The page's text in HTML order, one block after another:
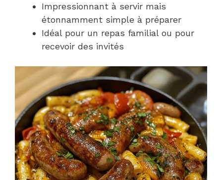
Impressionnant à servir mais
étonnamment simple à préparer
Idéal pour un repas familial ou pour
recevoir des invités